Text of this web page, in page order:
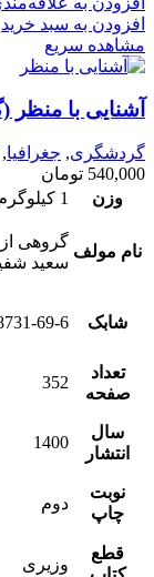
افزودن به سبد خرید
مشاهده سریع
آشنایی با
گردشگری, جغرافیا,
540,000 تومان
وزن
1 کیلوگرم
نام مولف
گروهی
سعید
شابک 69-6
تعداد
صفحه
352
سال
انتشار
1400
نوبت
چاپ
دوم
قطع
وزیری